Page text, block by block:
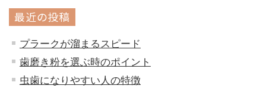
最近の投稿
プラークが溜まるスピード
歯磨き粉を選ぶ時のポイント
虫歯になりやすい人の特徴